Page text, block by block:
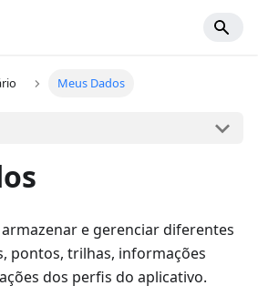
Meus Dados
e gerenciar diferentes
pontos, trilhas, informações
dos perfis do aplicativo.